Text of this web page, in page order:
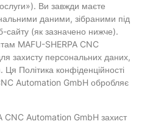
Ви завжди маєте
даними, зібраними під
сайту (як зазначено нижче).
MAFU-SHERPA CNC
захисту персональних даних,
Політика конфіденційності
Automation GmbH обробляє
CNC Automation GmbH захист